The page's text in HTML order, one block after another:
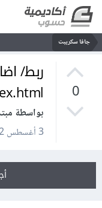
جافا سكريبت
0
بواسطة
3 أغسطس 2022